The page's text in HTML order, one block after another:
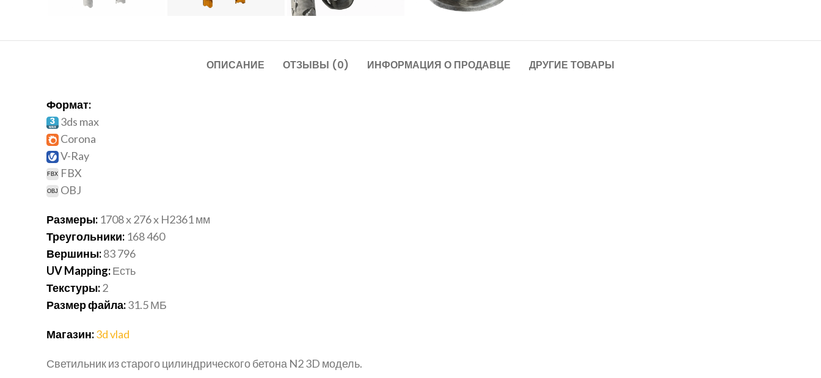
ОПИСАНИЕ ОТЗЫВЫ (0) ИНФОРМАЦИЯ О ПРОДАВЦЕ ДРУГИЕ ТОВАРЫ
Формат:
3ds max
Corona
V-Ray
FBX
OBJ
Размеры: 1708 x 276 x H2361 мм
Треугольники: 168 460
Вершины:83 796
UV Mapping:Есть
Текстуры:2
Размер файла:31.5 МБ
Магазин:3d vlad
Светильник из старого цилиндрического бетона N2 3D модель.